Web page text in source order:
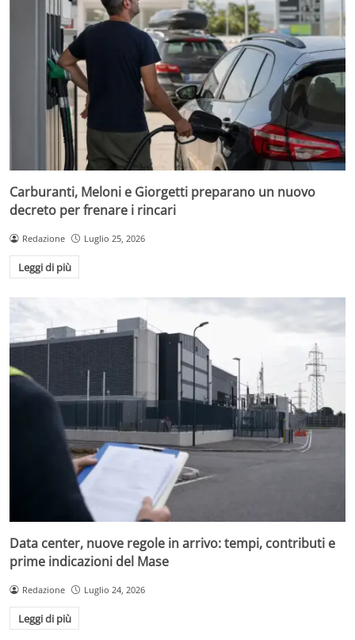
Carburanti, Meloni e Giorgetti preparano un nuovo
decreto per frenare i rincari
Redazione Luglio 25, 2026
Leggi di più
Data center, nuove regole in arrivo: tempi, contributi e
prime indicazioni del Mase
Redazione Luglio 24, 2026
Leggi di più